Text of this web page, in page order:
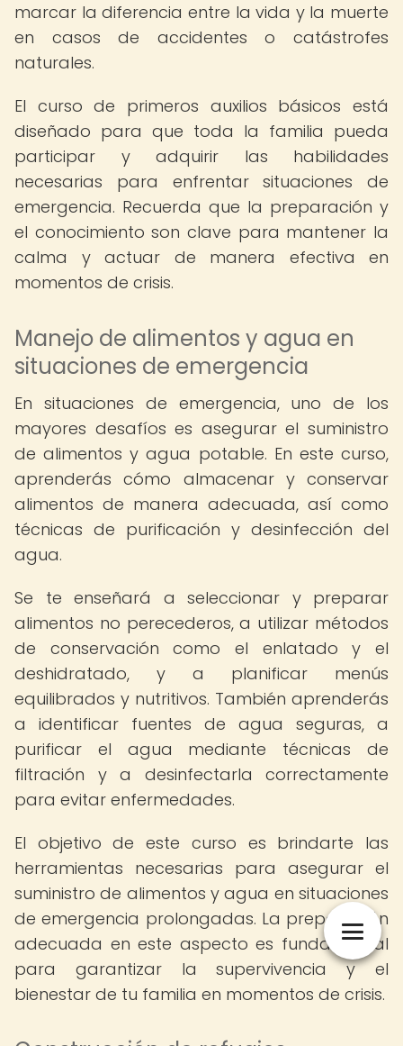
marcar la diferencia entre la vida y la muerte
en casos de accidentes o catástrofes
naturales.
El curso de primeros auxilios básicos está
diseñado para que toda la familia pueda
participar y adquirir las habilidades
necesarias para enfrentar situaciones de
emergencia. Recuerda que la preparación y
el conocimiento son clave para mantener la
calma y actuar de manera efectiva en
momentos de crisis.
Manejo de alimentos y agua en
situaciones de emergencia
En situaciones de emergencia, uno de los
mayores desafíos es asegurar el suministro
de alimentos y agua potable. En este curso,
aprenderás cómo almacenar y conservar
alimentos de manera adecuada, así como
técnicas de purificación y desinfección del
agua.
Se te enseñará a seleccionar y preparar
alimentos no perecederos, a utilizar métodos
de conservación como el enlatado y el
deshidratado, y a planificar menús
equilibrados y nutritivos. También aprenderás
a identificar fuentes de agua seguras, a
purificar el agua mediante técnicas de
filtración y a desinfectarla correctamente
para evitar enfermedades.
El objetivo de este curso es brindarte las
herramientas necesarias para asegurar el
suministro de alimentos y agua en situaciones
de emergencia prolongadas. La preparación
adecuada en este aspecto es fundamental
para garantizar la supervivencia y el
bienestar de tu familia en momentos de crisis.